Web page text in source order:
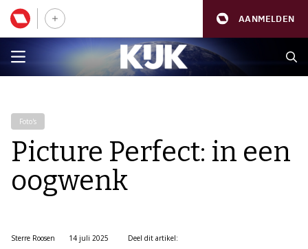
AANMELDEN
Foto's
Picture Perfect: in een
oogwenk
Sterre Roosen
14 juli 2025
Deel dit artikel: